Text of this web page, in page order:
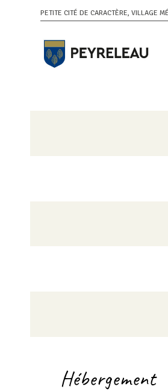
PETITE CITÉ DE CARACTÈRE, VILLAGE
Hébergement